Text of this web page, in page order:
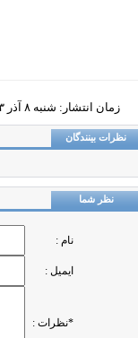
زمان انتشار: شنبه ٨ آذر ١٣٩٣ - ١٥:٤٤ |
بینندگان
نظر شما
نام :
ایمیل :
*نظرات :